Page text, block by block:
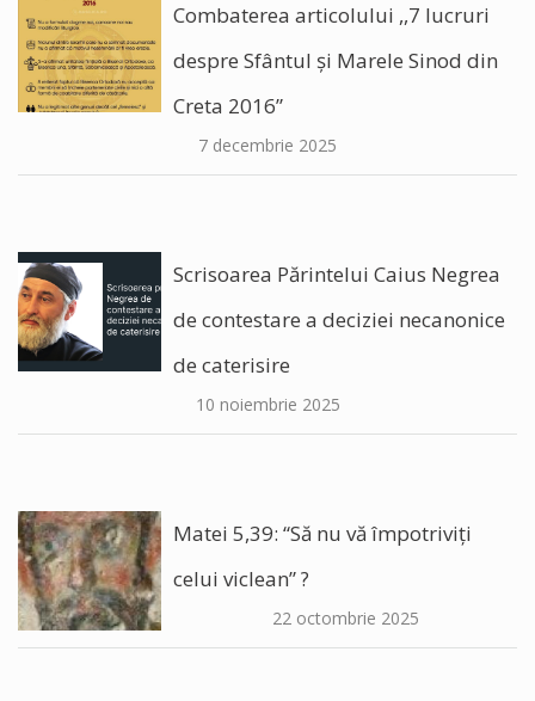
Combaterea articolului ,,7 lucruri
despre Sfântul și Marele Sinod din
Creta 2016”
7 decembrie 2025
Scrisoarea Părintelui Caius Negrea
de contestare a deciziei necanonice
de caterisire
10 noiembrie 2025
Matei 5,39: “Să nu vă împotriviți
celui viclean” ?
22 octombrie 2025